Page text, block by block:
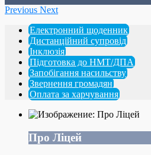
Previous Next
Електронний щоденник
Дистанційний супровід
Інклюзія
Підготовка до НМТ/ДПА
Запобігання насильству
Звернення громадян
Оплата за харчування
Про Ліцей